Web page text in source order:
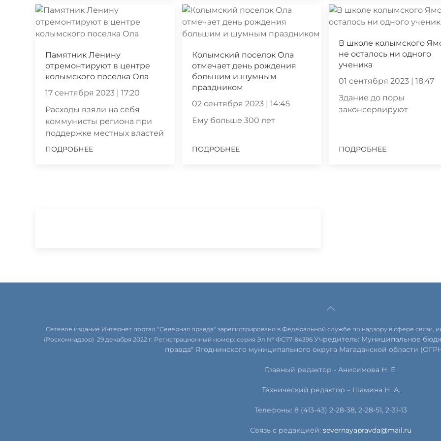
Памятник Ленину
отремонтируют в центре
колымского поселка Ола
17 сентября 2023 | 17:20
Расходы взяли на себя
коммунисты региона при
поддержке местных властей
ПОДРОБНЕЕ
Колымский поселок Ола
отмечает день рождения
большим и шумным
праздником
02 сентября 2023 | 14:45
Ему больше 300 лет
ПОДРОБНЕЕ
В школе колымского
не осталось ни одного
ученика
01 сентября 2023 | 18:47
Здание до поры
законсервируют
ПОДРОБНЕЕ
Сетевое издание Интернет портал "Северная правда" зарегистрировано в Федеральной службе по надзору в сфере
(Роскомнадзор) 29 декабря 2022 г. Регистрационный номер: серия Эл № ФС77-84396 Учредитель: Муниципальное
правда" Ягоднинского муниципального округа Магаданской области (ОГРН
Главный редактор - Анисимова Н. Е.
Технический редактор – Шамина Н. А.
Телефоны: 8 (413-43) 2-28-38, 2-28-51, 2-31-13
Связь с редакцией: severnayapravda@mail.ru